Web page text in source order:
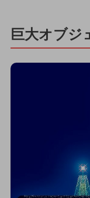
巨大オブジ